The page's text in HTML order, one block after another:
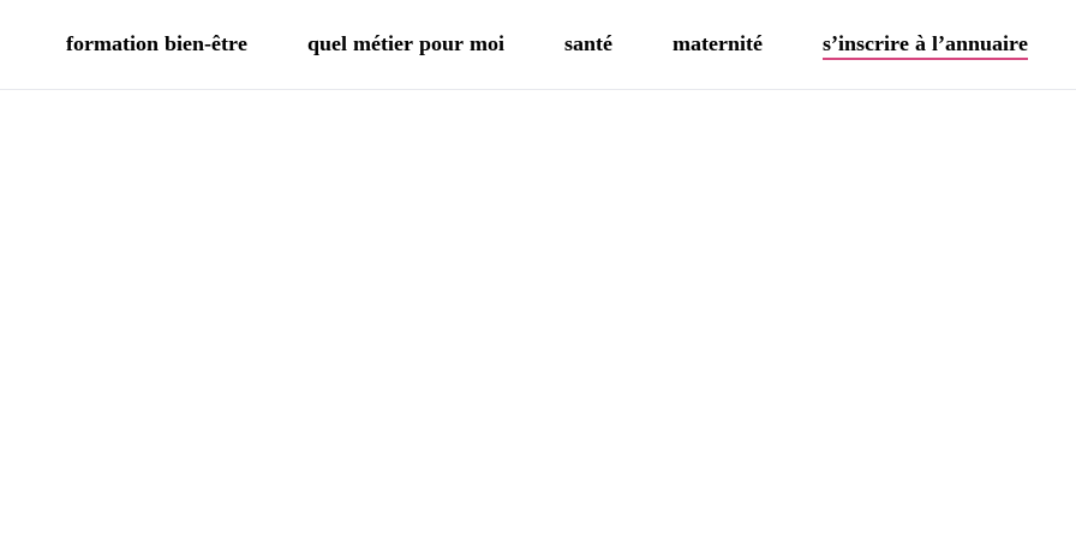
formation bien-être quel métier pour moi santé maternité s’inscrire à l’annuaire